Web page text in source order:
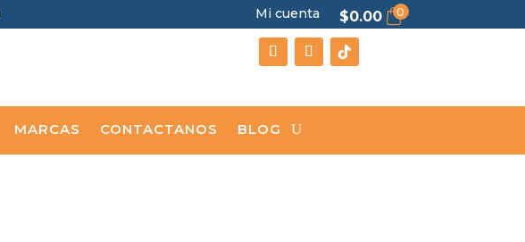
Mi cuenta $0.00 0
MARCAS CONTACTANOS BLOG